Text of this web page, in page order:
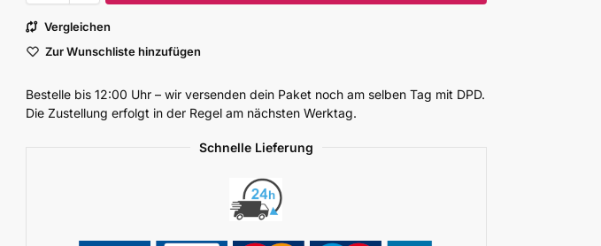
Vergleichen
Zur Wunschliste hinzufügen
Bestelle bis 12:00 Uhr – wir versenden dein Paket noch am selben Tag mit DPD.
Die Zustellung erfolgt in der Regel am nächsten Werktag.
Schnelle Lieferung